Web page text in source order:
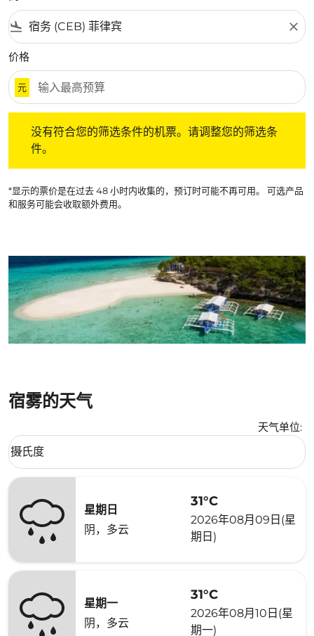
flight_land close
价格
元
没有符合您的筛选条件的机票。请调整您的筛选条
件。
*显示的票价是在过去 48 小时内收集的，预订时可能不再可用。 可选产品
和服务可能会收取额外费用。
宿雾的天气
天气单位:
Weather unit option 摄氏度 Selected
摄氏度
keyboard_arrow_down
星期日
阴，多云
31°C
2026年08月09日(星
期日)
星期一
阴，多云
31°C
2026年08月10日(星
期一)